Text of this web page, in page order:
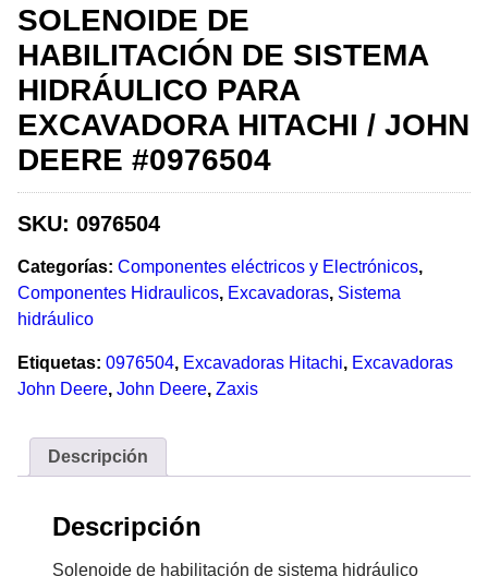
SOLENOIDE DE
HABILITACIÓN DE SISTEMA
HIDRÁULICO PARA
EXCAVADORA HITACHI / JOHN
DEERE #0976504
SKU: 0976504
Categorías: Componentes eléctricos y Electrónicos,
Componentes Hidraulicos, Excavadoras, Sistema
hidráulico
Etiquetas: 0976504, Excavadoras Hitachi, Excavadoras
John Deere, John Deere, Zaxis
Descripción
Descripción
Solenoide de habilitación de sistema hidráulico